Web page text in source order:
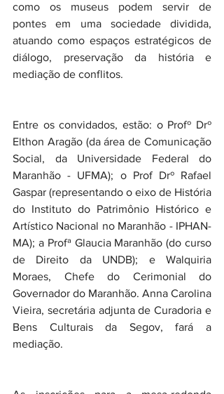
como os museus podem servir de
pontes em uma sociedade dividida,
atuando como espaços estratégicos de
diálogo, preservação da história e
mediação de conflitos.
Entre os convidados, estão: o Profº Drº
Elthon Aragão (da área de Comunicação
Social, da Universidade Federal do
Maranhão - UFMA); o Prof Drº Rafael
Gaspar (representando o eixo de História
do Instituto do Patrimônio Histórico e
Artístico Nacional no Maranhão - IPHAN-
MA); a Profª Glaucia Maranhão (do curso
de Direito da UNDB); e Walquiria
Moraes, Chefe do Cerimonial do
Governador do Maranhão. Anna Carolina
Vieira, secretária adjunta de Curadoria e
Bens Culturais da Segov, fará a
mediação.